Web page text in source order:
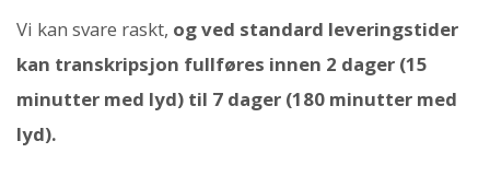
Vi kan svare raskt, og ved standard leveringstider
kan transkripsjon fullføres innen 2 dager (15
minutter med lyd) til 7 dager (180 minutter med
lyd).